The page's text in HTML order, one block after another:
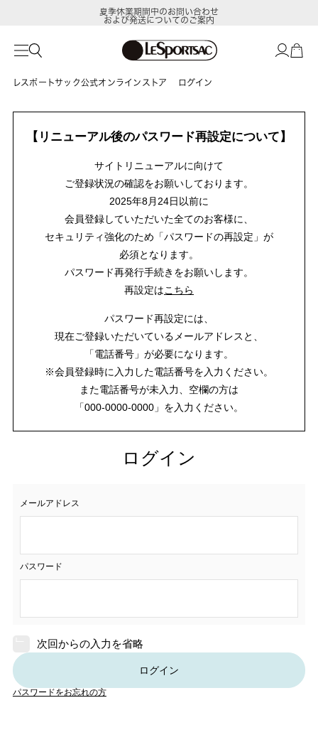
夏季休業期間中のお問い合わせ
および発送についてのご案内
レスポートサック公式オンラインストア ログイン
【リニューアル後のパスワード再設定について】
サイトリニューアルに向けて
ご登録状況の確認をお願いしております。
2025年8月24日以前に
会員登録していただいた全てのお客様に、
セキュリティ強化のため「パスワードの再設定」が
必須となります。
パスワード再発行手続きをお願いします。
再設定はこちら
パスワード再設定には、
現在ご登録いただいているメールアドレスと、
「電話番号」が必要になります。
※会員登録時に入力した電話番号を入力ください。
また電話番号が未入力、空欄の方は
「000-0000-0000」を入力ください。
ログイン
メールアドレス
パスワード
次回からの入力を省略
ログイン
パスワードをお忘れの方